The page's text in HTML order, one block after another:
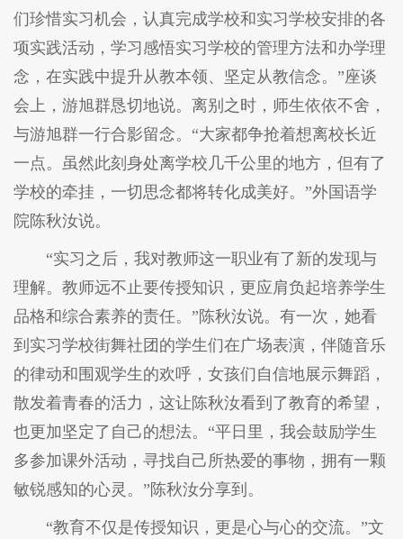
们珍惜实习机会，认真完成学校和实习学校安排的各
项实践活动，学习感悟实习学校的管理方法和办学理
念，在实践中提升从教本领、坚定从教信念。”座谈
会上，游旭群恳切地说。离别之时，师生依依不舍，
与游旭群一行合影留念。“大家都争抢着想离校长近
一点。虽然此刻身处离学校几千公里的地方，但有了
学校的牵挂，一切思念都将转化成美好。”外国语学
院陈秋汝说。
“实习之后，我对教师这一职业有了新的发现与
理解。教师远不止要传授知识，更应肩负起培养学生
品格和综合素养的责任。”陈秋汝说。有一次，她看
到实习学校街舞社团的学生们在广场表演，伴随音乐
的律动和围观学生的欢呼，女孩们自信地展示舞蹈，
散发着青春的活力，这让陈秋汝看到了教育的希望，
也更加坚定了自己的想法。“平日里，我会鼓励学生
多参加课外活动，寻找自己所热爱的事物，拥有一颗
敏锐感知的心灵。”陈秋汝分享到。
“教育不仅是传授知识，更是心与心的交流。”文